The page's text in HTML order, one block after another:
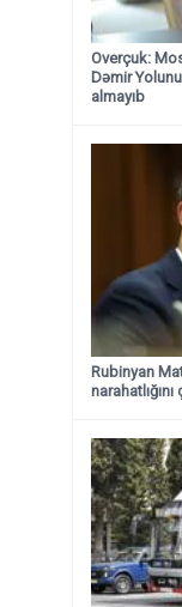
Overçuk:
Dəmir
almayıb
Rubinyan
narahatlığını